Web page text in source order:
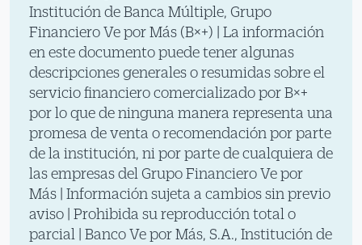
Institución de Banca Múltiple, Grupo
Financiero Ve por Más (B×+) | La información
en este documento puede tener algunas
descripciones generales o resumidas sobre el
servicio financiero comercializado por B×+
por lo que de ninguna manera representa una
promesa de venta o recomendación por parte
de la institución, ni por parte de cualquiera de
las empresas del Grupo Financiero Ve por
Más | Información sujeta a cambios sin previo
aviso | Prohibida su reproducción total o
parcial | Banco Ve por Más, S.A., Institución de